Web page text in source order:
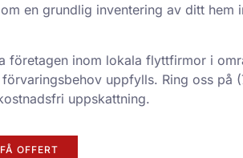
en grundlig inventering av ditt hem
företagen inom lokala flyttfirmor i
uppfylls. Ring oss på
uppskattning.
FÅ OFFERT